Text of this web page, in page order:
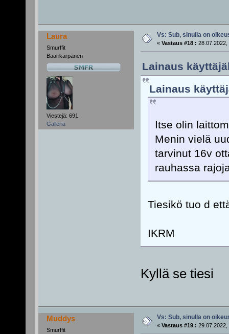
Laura
Smurffit
Baarikärpänen
Viestejä: 691
Galleria
Vs: Sub, sinulla on
« Vastaus #18 : 28.07.2022,
Lainaus
Lainaus
Itse olin
Menin vielä
tarvinut 16v
rauhassa
Tiesikö tuo d
IKRM
Kyllä se tiesi
Muddys
Smurffit
Vs: Sub, sinulla on
« Vastaus #19 : 29.07.2022,